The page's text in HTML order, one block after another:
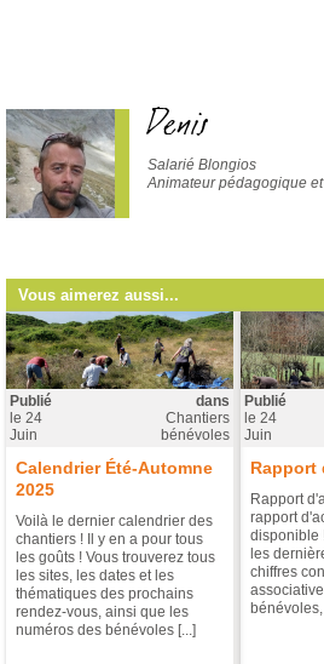
Denis
Salarié Blongios
Animateur pédagogique
Vous aimerez aussi...
Publié
le 24
Juin
dans
Chantiers
bénévoles
Calendrier Été-Automne
2025
Voilà le dernier calendrier des
chantiers ! Il y en a pour tous
les goûts ! Vous trouverez tous
les sites, les dates et les
thématiques des prochains
rendez-vous, ainsi que les
numéros des bénévoles [...]
Publié
le 24
Juin
Rapport
Rapport
rapport
disponible
les
chiffres